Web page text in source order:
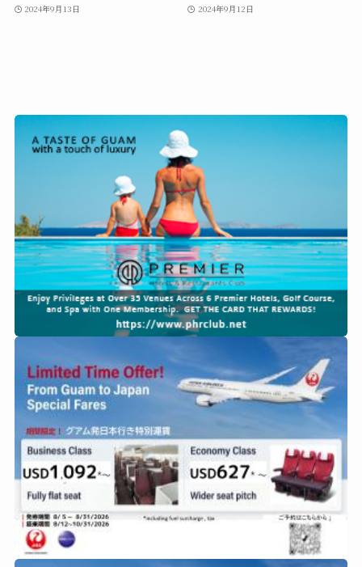
2024年9月13日 2024年9月12日